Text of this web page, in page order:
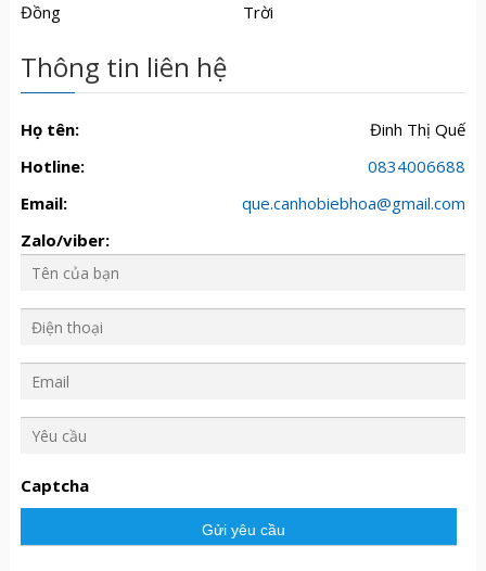
Đồng
Trời
Thông tin liên hệ
Họ tên:
Đinh Thị Quế
Hotline:
0834006688
Email:
que.canhobiebhoa@gmail.com
Zalo/viber:
c
ầ
Captcha